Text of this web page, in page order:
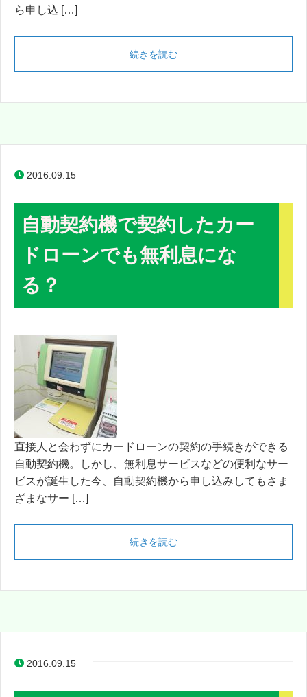
ら申し込 […]
続きを読む
2016.09.15
自動契約機で契約したカー
ドローンでも無利息にな
る？
直接人と会わずにカードローンの契約の手続きができる
自動契約機。しかし、無利息サービスなどの便利なサー
ビスが誕生した今、自動契約機から申し込みしてもさま
ざまなサー […]
続きを読む
2016.09.15